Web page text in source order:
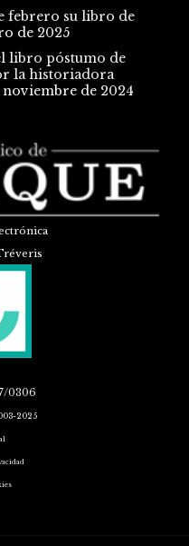
febrero su libro de
de 2025
libro póstumo de
la historiadora
noviembre de 2024
0306
2025